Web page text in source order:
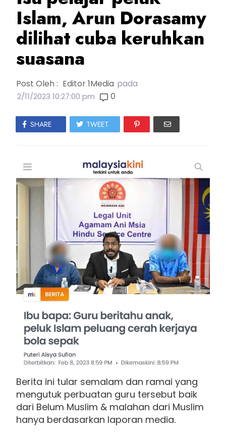
Islam, Arun Dorasamy
dilihat cuba keruhkan
suasana
Post Oleh : Editor 1Media pada
2/11/2023 10:27:00 pm 0
SHARE TWEET
Berita ini tular semalam dan ramai yang
mengutuk perbuatan guru tersebut baik
dari Belum Muslim & malahan dari Muslim
hanya berdasarkan laporan media.